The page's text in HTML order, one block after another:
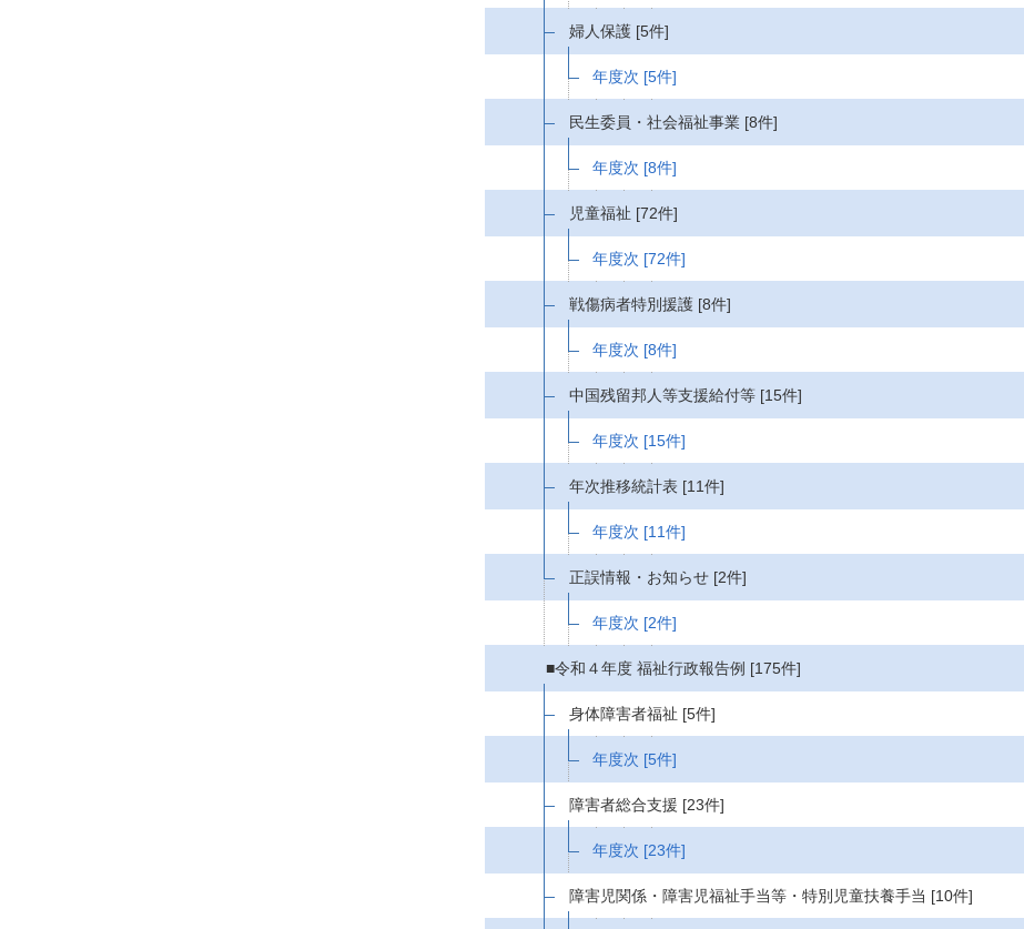
婦人保護 [5件]
年度次 [5件]
民生委員・社会福祉事業 [8件]
年度次 [8件]
児童福祉 [72件]
年度次 [72件]
戦傷病者特別援護 [8件]
年度次 [8件]
中国残留邦人等支援給付等 [15件]
年度次 [15件]
年次推移統計表 [11件]
年度次 [11件]
正誤情報・お知らせ [2件]
年度次 [2件]
■令和４年度 福祉行政報告例 [175件]
身体障害者福祉 [5件]
年度次 [5件]
障害者総合支援 [23件]
年度次 [23件]
障害児関係・障害児福祉手当等・特別児童扶養手当 [10件]